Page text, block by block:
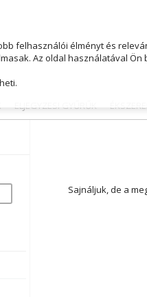
ELJEGYZESI GYŰRŰK
Sajnáljuk, de a
felhasználói élményt és
Az oldal használatával Ön